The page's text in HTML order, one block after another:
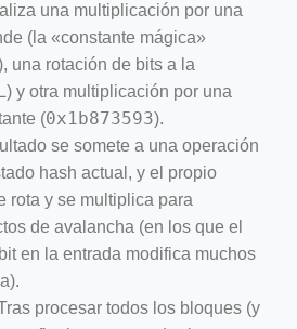
una multiplicación por una
(la «constante mágica»
una rotación de bits a la
y otra multiplicación por una
(0x1b873593).
se somete a una operación
hash actual, y el propio
rota y se multiplica para
de avalancha (en los que el
en la entrada modifica muchos
procesar todos los bloques (y